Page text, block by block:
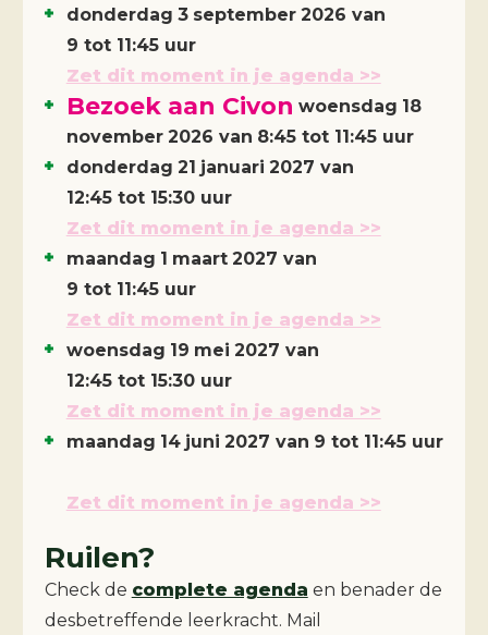
donderdag 3 september 2026 van
9 tot 11:45 uur
Zet dit moment in je agenda >>
Bezoek aan Civon woensdag 18
november 2026 van 8:45 tot 11:45 uur
donderdag 21 januari 2027 van
12:45 tot 15:30 uur
Zet dit moment in je agenda >>
maandag 1 maart 2027 van
9 tot 11:45 uur
Zet dit moment in je agenda >>
woensdag 19 mei 2027 van
12:45 tot 15:30 uur
Zet dit moment in je agenda >>
maandag 14 juni 2027 van 9 tot 11:45 uur
Zet dit moment in je agenda >>
Ruilen?
Check de complete agenda en benader de
desbetreffende leerkracht. Mail